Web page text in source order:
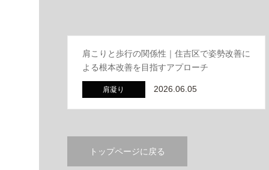
肩こりと歩行の関係性｜住吉区で姿勢改善に
よる根本改善を目指すアプローチ
肩凝り 2026.06.05
トップページに戻る